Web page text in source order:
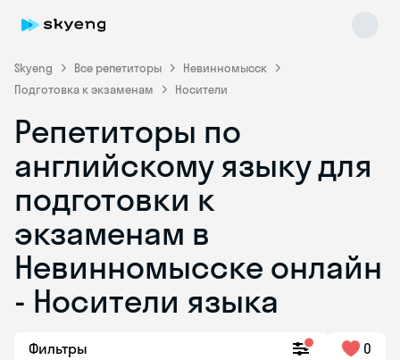
Skyeng Все репетиторы
Невинномысск
Подготовка к экзаменам
Носители
Репетиторы по
английскому языку для
подготовки к
экзаменам в
Невинномысске онлайн
- Носители языка
Фильтры 0
Skyeng Chat